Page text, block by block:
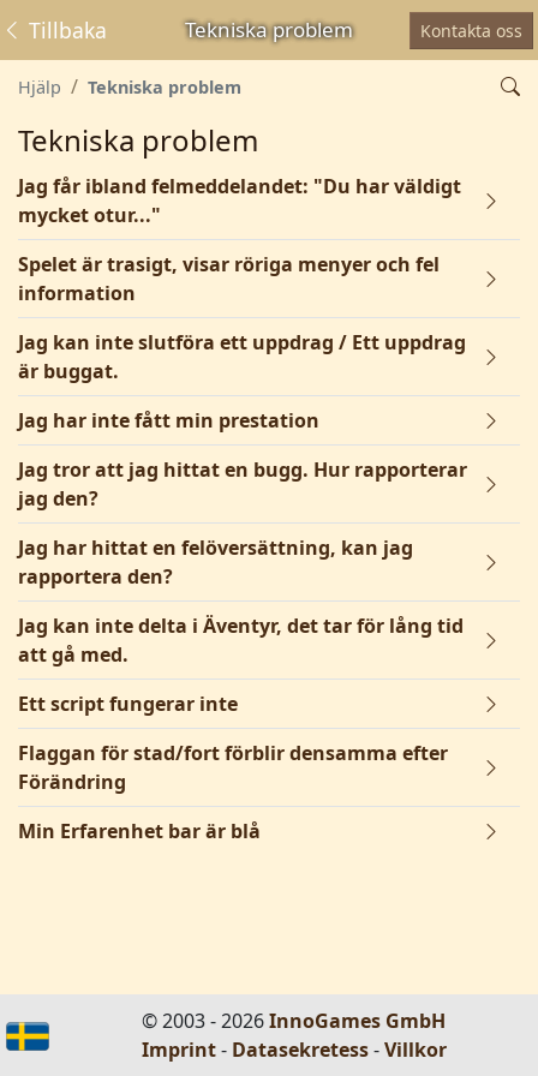
Tekniska problem
Tillbaka Kontakta oss
Hjälp Tekniska problem
Tekniska problem
Jag får ibland felmeddelandet: "Du har väldigt
mycket otur..."
Spelet är trasigt, visar röriga menyer och fel
information
Jag kan inte slutföra ett uppdrag / Ett uppdrag
är buggat.
Jag har inte fått min prestation
Jag tror att jag hittat en bugg. Hur rapporterar
jag den?
Jag har hittat en felöversättning, kan jag
rapportera den?
Jag kan inte delta i Äventyr, det tar för lång tid
att gå med.
Ett script fungerar inte
Flaggan för stad/fort förblir densamma efter
Förändring
Min Erfarenhet bar är blå
© 2003 - 2026InnoGames GmbH
Imprint- Datasekretess-Villkor